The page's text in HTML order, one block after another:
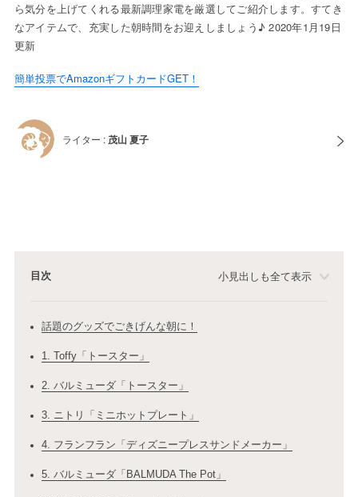
ら気分を上げてくれる最新調理家電を厳選してご紹介します。すてき
なアイテムで、充実した朝時間をお迎えしましょう♪ 2020年1月19日
更新
簡単投票でAmazonギフトカードGET！
ライター : 茂山 夏子
目次 小見出しも全て表示
話題のグッズでごきげんな朝に！
1. Toffy「トースター」
2. バルミューダ「トースター」
3. ニトリ「ミニホットプレート」
4. フランフラン「ディズニープレスサンドメーカー」
5. バルミューダ「BALMUDA The Pot」